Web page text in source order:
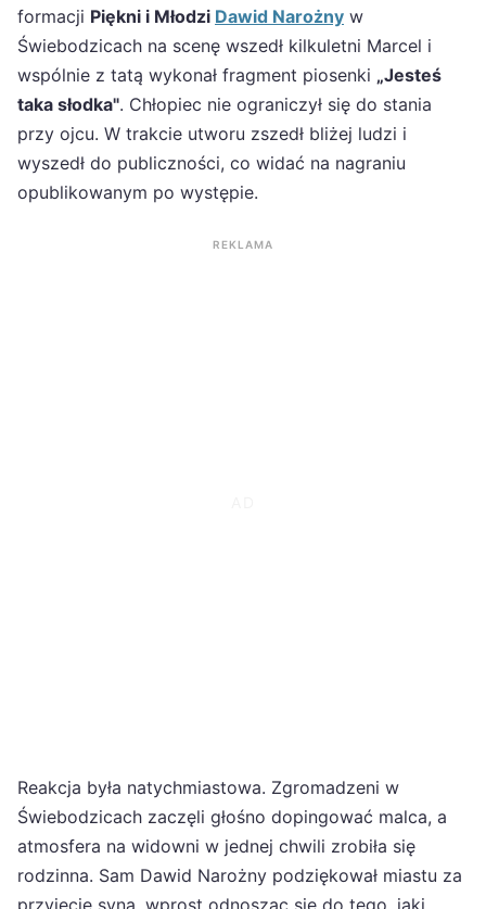
formacji Piękni i Młodzi Dawid Narożny w
Świebodzicach na scenę wszedł kilkuletni Marcel i
wspólnie z tatą wykonał fragment piosenki „Jesteś
taka słodka". Chłopiec nie ograniczył się do stania
przy ojcu. W trakcie utworu zszedł bliżej ludzi i
wyszedł do publiczności, co widać na nagraniu
opublikowanym po występie.
REKLAMA
Reakcja była natychmiastowa. Zgromadzeni w
Świebodzicach zaczęli głośno dopingować malca, a
atmosfera na widowni w jednej chwili zrobiła się
rodzinna. Sam Dawid Narożny podziękował miastu za